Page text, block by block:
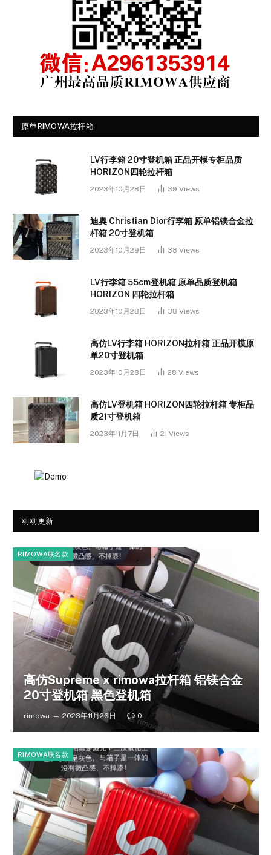
原单RIMOWA拉杆箱
LV行李箱 20寸登机箱 正品开模专柜品质
HORIZON四轮拉杆箱
2023年10月28日 39 Views
迪奥 Christian Dior行李箱 原单铝镁合金拉
杆箱 20寸登机箱
2023年10月29日 38 Views
LV行李箱 55cm登机箱 原单品质登机箱
HORIZON 四轮拉杆箱
2023年10月28日 38 Views
高仿LV行李箱 HORIZON拉杆箱 正品开模原
单20寸登机箱
2023年10月28日 28 Views
高仿LV登机箱 HORIZON四轮拉杆箱 专柜品
质21寸登机箱
2023年11月7日 21 Views
刚刚更新
RIMOWA联名款
高仿Supreme x rimowa拉杆箱 铝镁合金
20寸登机箱 黑色登机箱
rimowa 2023年11月26日 0
RIMOWA联名款